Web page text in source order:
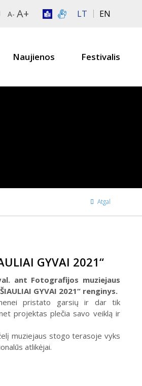
A- A+ LT EN
Naujienos Festivalis
Atgal
GYVAI 2021“
ant Fotografijos muziejaus
GYVAI 2021“ renginys.
pristato garsių ir dar tik
projektas plečia savo veiklą ir
muziejaus stogo terasoje vyks
atlikėjai.